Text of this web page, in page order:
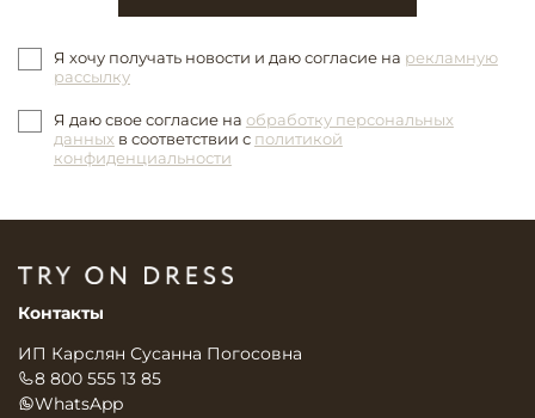
Я хочу получать новости и даю согласие на рекламную
рассылку
Я даю свое согласие на обработку персональных
данных в соответствии с политикой
конфиденциальности
Контакты
ИП Карслян Сусанна Погосовна
8 800 555 13 85
WhatsApp